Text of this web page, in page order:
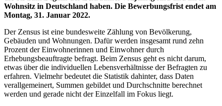
Wohnsitz in Deutschland haben. Die Bewerbungsfrist endet am
Montag, 31. Januar 2022.
Der Zensus ist eine bundesweite Zählung von Bevölkerung,
Gebäuden und Wohnungen. Dafür werden insgesamt rund zehn
Prozent der Einwohnerinnen und Einwohner durch
Erhebungsbeauftragte befragt. Beim Zensus geht es nicht darum,
etwas über die individuellen Lebensverhältnisse der Befragten zu
erfahren. Vielmehr bedeutet die Statistik dahinter, dass Daten
verallgemeinert, Summen gebildet und Durchschnitte berechnet
werden und gerade nicht der Einzelfall im Fokus liegt.